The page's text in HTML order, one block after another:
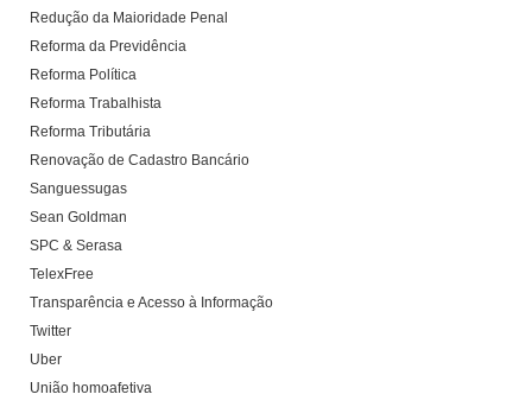
Redução da Maioridade Penal
Reforma da Previdência
Reforma Política
Reforma Trabalhista
Reforma Tributária
Renovação de Cadastro Bancário
Sanguessugas
Sean Goldman
SPC & Serasa
TelexFree
Transparência e Acesso à Informação
Twitter
Uber
União homoafetiva